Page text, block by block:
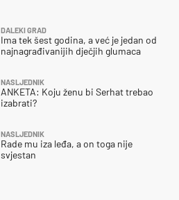
DALEKI GRAD
Ima tek šest godina, a već je jedan od
najnagrađivanijih dječjih glumaca
NASLJEDNIK
ANKETA: Koju ženu bi Serhat trebao
izabrati?
NASLJEDNIK
Rade mu iza leđa, a on toga nije
svjestan